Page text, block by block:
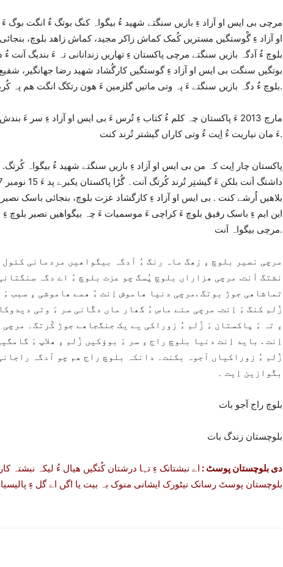
مرچی بی ایس او آزاد ءِ بازیں سنگتے شھید ءُ بیگواہ کنگ بوتگ ءُ انگت بوگ
او آزاد ءِ گْوستگیں مستریں کُمک کماش زاکر مجید، کماش زاھد بلوچ، بنجائی
بلوچ ءُ آدگہ بازیں سنگتے مرچی پاکستان ءِ تھاریں زندانانی تہ ءَ بندیگ اَنت
بوتگیں سنگت بی ایس او آزاد ءِ گوستگیں کارگُشاد شھید رضا جھانگیر، شفیع
بلوچ ءُ دگہ بازیں سنگتے ءَ پہ وتی ماتیں گلزمین ءَ ھون رتکگ انگت ھم پہ کُربانی ءَ ساڑی اَنت.
ءَ مان نیاریت ءُ اِیت ءُ وتی کاراں گیشتر تُرند کنت.
پاکستان چار اِیت کہ من بی ایس او آزاد ءِ بازیں سنگتے شھید ءُ بیگواہ کُرتگ.
بلاھیں اُرشے کنت . بی ایس او آزاد ءِ کارگشاد عزت بلوچ، بنجائی باسک
این ایم ءِ باسک رفیق بلوچ ءَ کراچی ءَ موسمیات ءَ چہ بیگواھیں نصیر بلوچ
مرچی بیگواہ اَنت.
مرچی نصیر بلوچ ءِ زھگ ماہ رنگ ءُ آدگہ بیگواھیں مردمانی
نشتگ اَنت. مرچی ھزاراں بلوچ پُسگ چو عزت بلوچ ءُ اے دگہ
تماشاھی جوڑ بوتگ .مرچی دنیا ھاموش اِنت ءُ ھمے ھاموشی ءِ سبب
زُلم کنگ ءَ اِنت. مرچی مئے ماس ءُ گھار ماں دگّانی سر ءَ وتی
ءِ تہ ءَ پاکستان ءَ زُلم ءُ زوراکی یے یک جنگجاھے جوڑ کُرتگ۔
اِنت . باید اِنت دنیا بلوچ راج ءِ سر ءَ بوؤکیں زُلم ءِ ھلاپ ءَ
زُلم ءُ زوراکیاں آجوہ بکنت۔ دانکہ بلوچ راج ھم چو آدگہ
بگْوازین اِیت ۔
بلوچ راج آجو بات
بلوچستان زندگ بات
دی بلوچستان پوسٹ : اے نبشتانک ءِ تہا درشتان کُتگیں ھیال ءُ لیکہ نبشتہ
بلوچستان پوسٹ رسانک نیٹورک ایشانی منوک بہ بیت یا اگں اے گل ءِ